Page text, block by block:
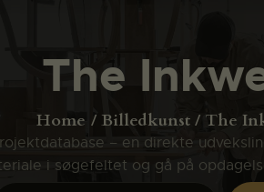
The
Home Billedkunst The
– en direkte
i søgefeltet og gå på
SVFK